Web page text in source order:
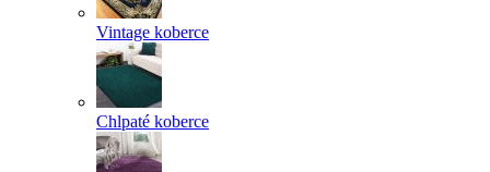
Vintage koberce
Chlpaté koberce